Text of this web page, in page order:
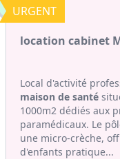
URGENT
location cabinet
Local d'activité
maison de santé
1000m2 dédiés aux
paramédicaux. Le
une micro-crèche,
d'enfants pratique...